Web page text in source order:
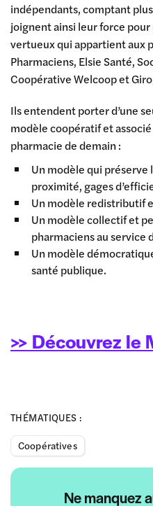
THÉMATIQUES :
Coopératives
Ne manquez
indépendants, comptant
joignent ainsi leur force
vertueux qui appartient aux
Pharmaciens, Elsie Santé,
Coopérative Welcoop et
Ils entendent porter d’une
modèle coopératif et
pharmacie de demain :
Un modèle qui préserve
proximité, gages
Un modèle redistributif
Un modèle collectif et
pharmaciens au service
Un modèle
santé publique.
>> Découvrez le